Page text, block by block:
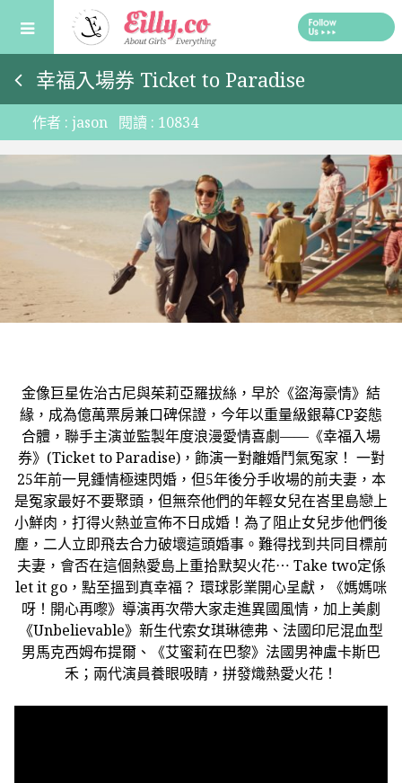
content
幸福入場券 Ticket to Paradise
作者 : jason 閱讀 : 10834
金像巨星佐治古尼與茱莉亞羅拔絲，早於《盜海豪情》結
緣，成為億萬票房兼口碑保證，今年以重量級銀幕CP姿態
合體，聯手主演並監製年度浪漫愛情喜劇——《幸福入場
券》(Ticket to Paradise)，飾演一對離婚鬥氣冤家！ 一對
25年前一見鍾情極速閃婚，但5年後分手收場的前夫妻，本
是冤家最好不要聚頭，但無奈他們的年輕女兒在峇里島戀上
小鮮肉，打得火熱並宣佈不日成婚！為了阻止女兒步他們後
塵，二人立即飛去合力破壞這頭婚事。難得找到共同目標前
夫妻，會否在這個熱愛島上重拾默契火花⋯ Take two定係
let it go，點至搵到真幸福？ 環球影業開心呈獻，《媽媽咪
呀！開心再嚟》導演再次帶大家走進異國風情，加上美劇
《Unbelievable》新生代索女琪琳德弗、法國印尼混血型
男馬克西姆布提爾、《艾蜜莉在巴黎》法國男神盧卡斯巴
禾；兩代演員養眼吸睛，拼發熾熱愛火花！